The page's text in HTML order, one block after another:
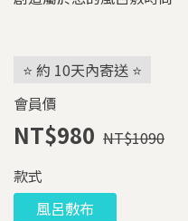
⭐ 約 10天內寄送 ⭐
會員價
NT$980 NT$1090
款式
風呂敷布